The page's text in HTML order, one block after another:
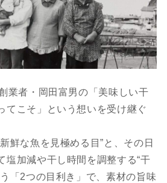
業者・岡田富男の「美味しい干
てこそ」という想いを受け継ぐ
鮮な魚を見極める目”と、その日
塩加減や干し時間を調整する“干
「2つの目利き」で、素材の旨味